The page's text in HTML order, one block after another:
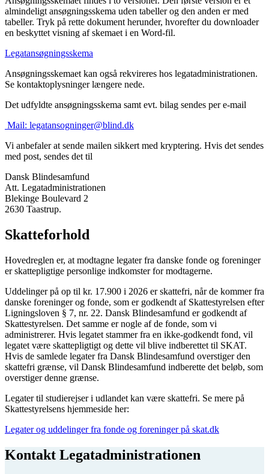
almindeligt ansøgningsskema uden tabeller og den anden er med
tabeller. Tryk på rette dokument herunder, hvorefter du downloader
en beskyttet visning af skemaet i en Word-fil.
Legatansøgningsskema
Ansøgningsskemaet kan også rekvireres hos legatadministrationen.
Se kontaktoplysninger længere nede.
Det udfyldte ansøgningsskema samt evt. bilag sendes per e-mail
Mail: legatansogninger@blind.dk
Vi anbefaler at sende mailen sikkert med kryptering. Hvis det sendes
med post, sendes det til
Dansk Blindesamfund
Att. Legatadministrationen
Blekinge Boulevard 2
2630 Taastrup.
Skatteforhold
Hovedreglen er, at modtagne legater fra danske fonde og foreninger
er skattepligtige personlige indkomster for modtagerne.
Uddelinger på op til kr. 17.900 i 2026 er skattefri, når de kommer fra
danske foreninger og fonde, som er godkendt af Skattestyrelsen efter
Ligningsloven § 7, nr. 22. Dansk Blindesamfund er godkendt af
Skattestyrelsen. Det samme er nogle af de fonde, som vi
administrerer. Hvis legatet stammer fra en ikke-godkendt fond, vil
legatet være skattepligtigt og dette vil blive indberettet til SKAT.
Hvis de samlede legater fra Dansk Blindesamfund overstiger den
skattefri grænse, vil Dansk Blindesamfund indberette det beløb, som
overstiger denne grænse.
Legater til studierejser i udlandet kan være skattefri. Se mere på
Skattestyrelsens hjemmeside her:
Legater og uddelinger fra fonde og foreninger på skat.dk
Kontakt Legatadministrationen